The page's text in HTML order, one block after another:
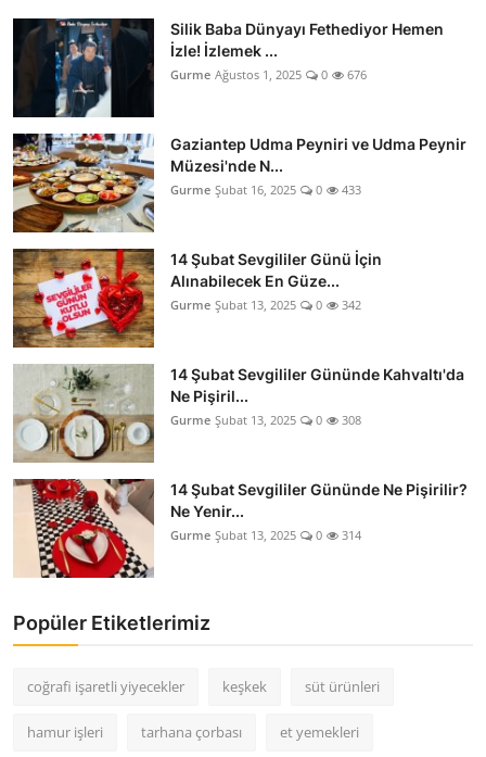
Silik Baba Dünyayı Fethediyor Hemen
İzle! İzlemek ...
Gurme Ağustos 1, 2025 0 676
Gaziantep Udma Peyniri ve Udma Peynir
Müzesi'nde N...
Gurme Şubat 16, 2025 0 433
14 Şubat Sevgililer Günü İçin
Alınabilecek En Güze...
Gurme Şubat 13, 2025 0 342
14 Şubat Sevgililer Gününde Kahvaltı'da
Ne Pişiril...
Gurme Şubat 13, 2025 0 308
14 Şubat Sevgililer Gününde Ne Pişirilir?
Ne Yenir...
Gurme Şubat 13, 2025 0 314
Popüler Etiketlerimiz
coğrafi işaretli yiyecekler keşkek süt ürünleri
hamur işleri tarhana çorbası et yemekleri